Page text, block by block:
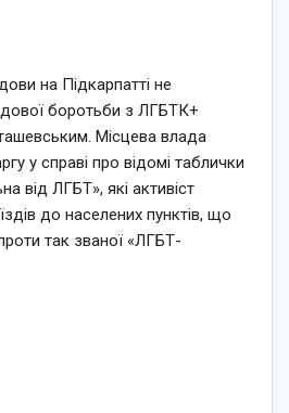
на Підкарпатті не
боротьби з ЛГБТК+
Місцева влада
у справі про відомі таблички
від ЛГБТ», які активіст
до населених пунктів, що
так званої «ЛГБТ-